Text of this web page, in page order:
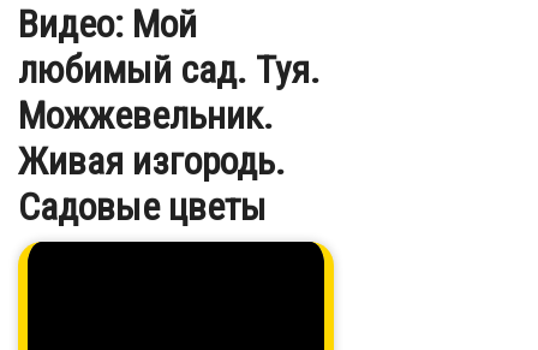
Видео: Мой
любимый сад. Туя.
Можжевельник.
Живая изгородь.
Садовые цветы